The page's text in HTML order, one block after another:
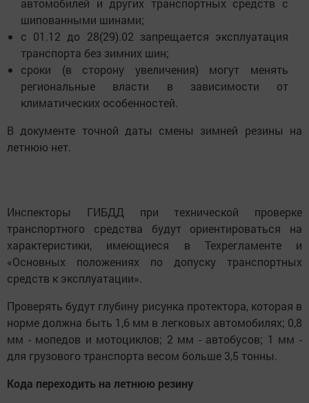
автомобилей и других транспортных средств с
шипованными шинами;
с 01.12 до 28(29).02 запрещается эксплуатация
транспорта без зимних шин;
сроки (в сторону увеличения) могут менять
региональные власти в зависимости от
климатических особенностей.
В документе точной даты смены зимней резины на
летнюю нет.
Инспекторы ГИБДД при технической проверке
транспортного средства будут ориентироваться на
характеристики, имеющиеся в Техрегламенте и
«Основных положениях по допуску транспортных
средств к эксплуатации».
Проверять будут глубину рисунка протектора, которая в
норме должна быть 1,6 мм в легковых автомобилях; 0,8
мм - мопедов и мотоциклов; 2 мм - автобусов; 1 мм -
для грузового транспорта весом больше 3,5 тонны.
Кода переходить на летнюю резину